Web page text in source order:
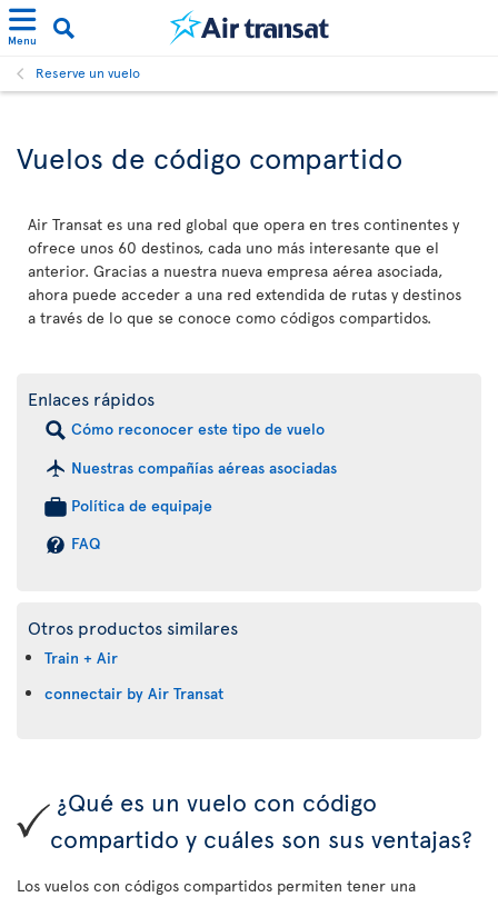
Menu
Reserve un vuelo
Vuelos de código compartido
Air Transat es una red global que opera en tres continentes y
ofrece unos 60 destinos, cada uno más interesante que el
anterior. Gracias a nuestra nueva empresa aérea asociada,
ahora puede acceder a una red extendida de rutas y destinos
a través de lo que se conoce como códigos compartidos.
Enlaces rápidos
Cómo reconocer este tipo de vuelo
Nuestras compañías aéreas asociadas
Política de equipaje
FAQ
Otros productos similares
Train + Air
connectair by Air Transat
¿Qué es un vuelo con código
compartido y cuáles son sus ventajas?
Los vuelos con códigos compartidos permiten tener una